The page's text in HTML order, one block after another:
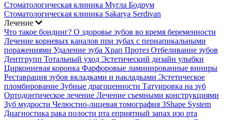
Стоматологическая клиника Мугла Бодрум
Стоматологическая клиника Sakarya Serdivan
Лечение
Что такое бондинг? О здоровье зубов во время беременности
Лечение корневых каналов при зубах с периапикальными
поражениями Удаление зуба Храп Протез Отбеливание зубов
Дентгрупп Тотальный уход Эстетический дизайн улыбки
Циркониевая коронка Фарфоровые ламинированные виниры
Реставрация зубов вкладками и накладками Эстетическое
пломбирование Зубные драгоценности Татуировка на зуб
Ортодонтическое лечение Лечение съемными конструкциями
Зуб мудрости Челюстно-лицевая томография 3Shape System
Диагностика рака полости рта еприятный запах изо рта